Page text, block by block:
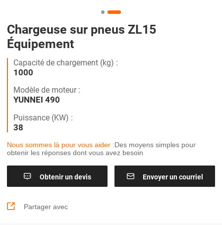
Chargeuse sur pneus ZL15
Équipement
Capacité de chargement (kg) :
1000
Modèle de moteur :
YUNNEI 490
Puissance (KW) :
38
Nous sommes là pour vous aider :Des moyens simples pour
obtenir les réponses dont vous avez besoin
 Obtenir un devis  Envoyer un courriel
 Partager avec